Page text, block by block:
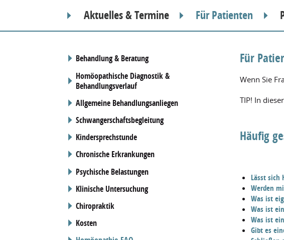
Aktuelles & Termine Für Patienten
Behandlung & Beratung
Homöopathische Diagnostik &
Behandlungsverlauf
Allgemeine Behandlungsanliegen
Schwangerschaftsbegleitung
Kindersprechstunde
Chronische Erkrankungen
Psychische Belastungen
Klinische Untersuchung
Chiropraktik
Kosten
Für
Wenn Sie
TIP! In
Häufig
Lässt sich
Werden
Was ist
Was ist
Was ist
Gibt es